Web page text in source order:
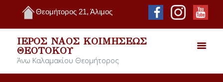
Θεομήτορος 21, Άλιμος
ΙΕΡΌΣ ΝΑΌΣ ΚΟΙΜΉΣΕΩΣ
ΘΕΟΤΌΚΟΥ
Άνω Καλαμακίου Θεομήτορος